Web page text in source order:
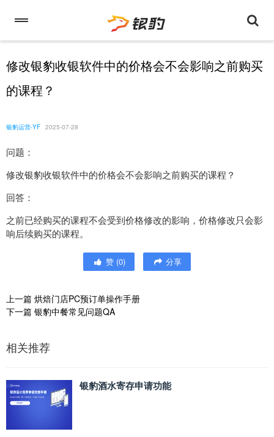
修改银豹收银软件中的价格会不会影响之前购买
的课程？
银豹运营-YF 2025-07-28
问题：
修改银豹收银软件中的价格会不会影响之前购买的课程？
回答：
之前已经购买的课程不会受到价格修改的影响，价格修改只会影
响后续购买的课程。
赞 (0) 分享
上一篇 烘焙门店PC预订单操作手册
下一篇 银豹中餐常见问题QA
相关推荐
银豹酒水寄存申请功能